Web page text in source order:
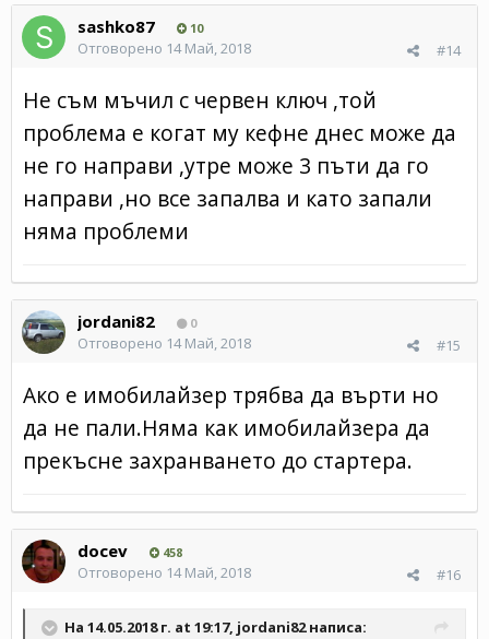
sashko87 10
#14
Отговорено 14 Май, 2018
Не съм мъчил с червен ключ ,той
проблема е когат му кефне днес може да
не го направи ,утре може 3 пъти да го
направи ,но все запалва и като запали
няма проблеми
jordani82 0
#15
Отговорено 14 Май, 2018
Ако е имобилайзер трябва да върти но
да не пали.Няма как имобилайзера да
прекъсне захранването до стартера.
docev 458
#16
Отговорено 14 Май, 2018
На 14.05.2018 г. at 19:17, jordani82написа: